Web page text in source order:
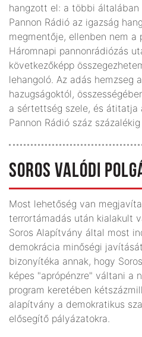
hangzott el: a többi általában
Pannon Rádió az igazság
megmentője, ellenben nem a
Háromnapi pannonrádiózás
következőképp
lehangoló. Az adás hemzseg
hazugságoktól,
a sértettség szele, és átitatja
Pannon Rádió száz
SOROS VALÓDI
Most lehetőség van
terrortámadás után kialakult
Soros Alapítvány által most
demokrácia minőségi
bizonyítéka annak, hogy
képes "aprópénzre" váltani a
program keretében
alapítvány a demokratikus
elősegítő pályázatokra.